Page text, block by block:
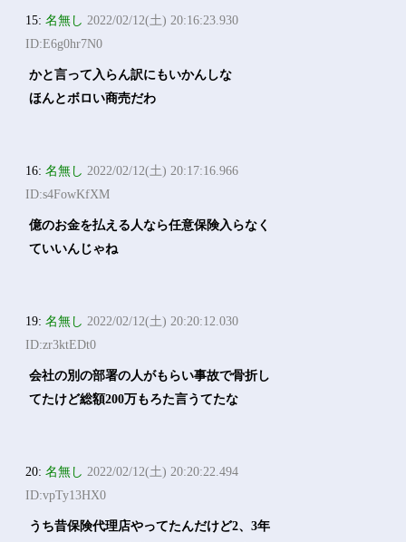
15:名無し 2022/02/12(土) 20:16:23.930
ID:E6g0hr7N0
かと言って入らん訳にもいかんしな
ほんとボロい商売だわ
16:名無し 2022/02/12(土) 20:17:16.966
ID:s4FowKfXM
億のお金を払える人なら任意保険入らなく
ていいんじゃね
19:名無し 2022/02/12(土) 20:20:12.030
ID:zr3ktEDt0
会社の別の部署の人がもらい事故で骨折し
てたけど総額200万もろた言うてたな
20:名無し 2022/02/12(土) 20:20:22.494
ID:vpTy13HX0
うち昔保険代理店やってたんだけど2、3年